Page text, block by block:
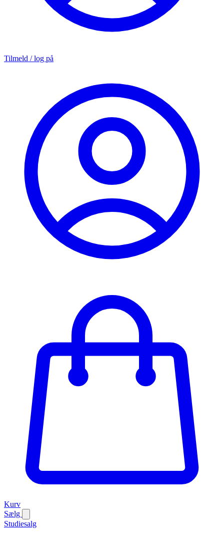
Tilmeld / log på
Kurv
Sælg
Studiesalg